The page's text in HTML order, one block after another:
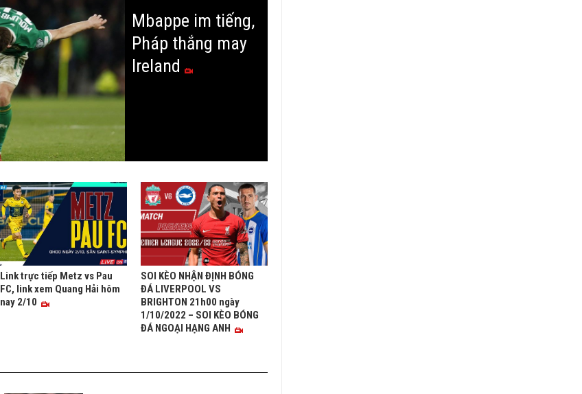
Mbappe im tiếng,
Pháp thắng may
Ireland
Link trực tiếp Metz vs Pau
FC, link xem Quang Hải hôm
nay 2/10
SOI KÈO NHẬN ĐỊNH BÓNG
ĐÁ LIVERPOOL VS
BRIGHTON 21h00 ngày
1/10/2022 – SOI KÈO BÓNG
ĐÁ NGOẠI HẠNG ANH